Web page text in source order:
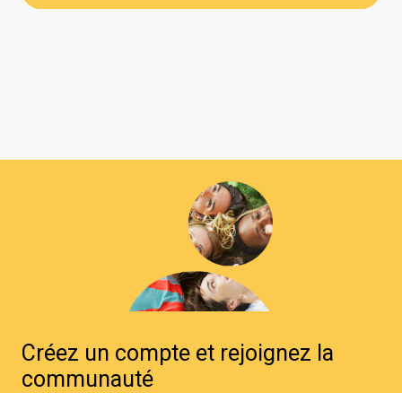
Créez un compte et rejoignez la
communauté